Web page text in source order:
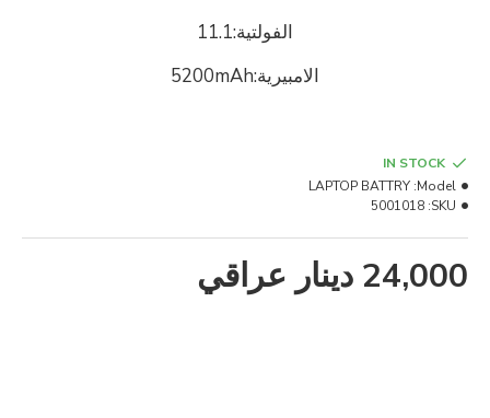
الفولتية:11.1
الامبيرية:5200mAh
24,000 دينار عراقي
IN STOCK
Model:
LAPTOP BATTRY
SKU:
5001018